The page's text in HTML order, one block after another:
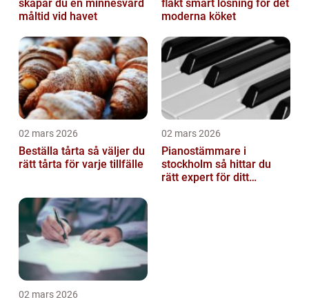
skapar du en minnesvärd
måltid vid havet
fläkt smart lösning för det
moderna köket
02 mars 2026
Beställa tårta så väljer du
rätt tårta för varje tillfälle
02 mars 2026
Pianostämmare i
stockholm så hittar du
rätt expert för ditt
02 mars 2026